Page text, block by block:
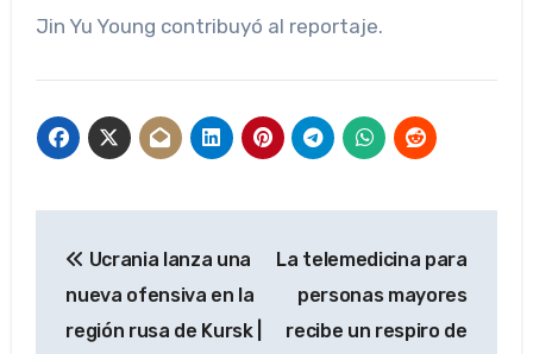
Jin Yu Young contribuyó al reportaje.
de
entradas
Ucrania lanza una
nueva ofensiva en la
región rusa de Kursk |
La telemedicina para
personas mayores
recibe un respiro de